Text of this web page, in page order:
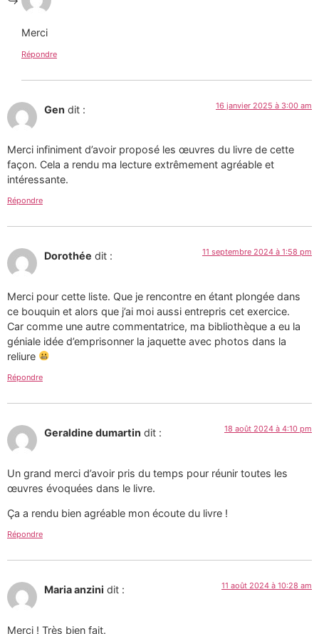
Merci
Répondre
Gen dit : 16 janvier 2025 à 3:00 am
Merci infiniment d’avoir proposé les œuvres du livre de cette
façon. Cela a rendu ma lecture extrêmement agréable et
intéressante.
Répondre
Dorothée dit : 11 septembre 2024 à 1:58 pm
Merci pour cette liste. Que je rencontre en étant plongée dans
ce bouquin et alors que j’ai moi aussi entrepris cet exercice.
Car comme une autre commentatrice, ma bibliothèque a eu la
géniale idée d’emprisonner la jaquette avec photos dans la
reliure
Répondre
Geraldine dumartin dit : 18 août 2024 à 4:10 pm
Un grand merci d’avoir pris du temps pour réunir toutes les
œuvres évoquées dans le livre.
Ça a rendu bien agréable mon écoute du livre !
Répondre
Maria anzini dit : 11 août 2024 à 10:28 am
Merci ! Très bien fait.